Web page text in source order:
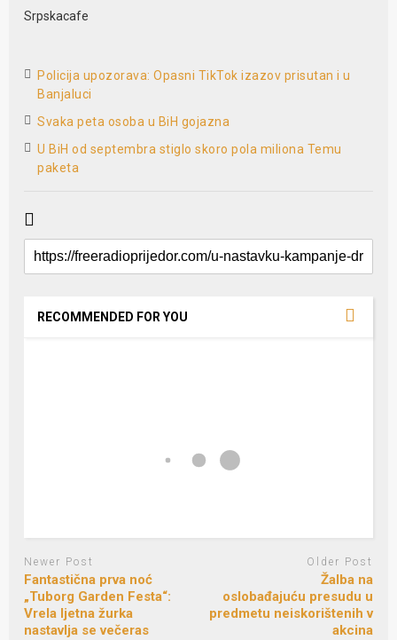
Srpskacafe
Policija upozorava: Opasni TikTok izazov prisutan i u
Banjaluci
Svaka peta osoba u BiH gojazna
U BiH od septembra stiglo skoro pola miliona Temu
paketa
RECOMMENDED FOR YOU
Newer Post
Fantastična prva noć
„Tuborg Garden Festa“:
Vrela ljetna žurka
nastavlja se večeras
Older Post
Žalba na
oslobađajuću presudu u
predmetu neiskorištenih v
akcina